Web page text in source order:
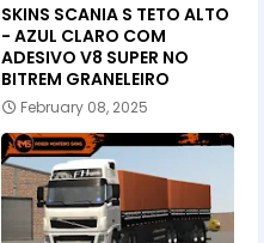
SKINS SCANIA S TETO ALTO
- AZUL CLARO COM
ADESIVO V8 SUPER NO
BITREM GRANELEIRO
February 08, 2025